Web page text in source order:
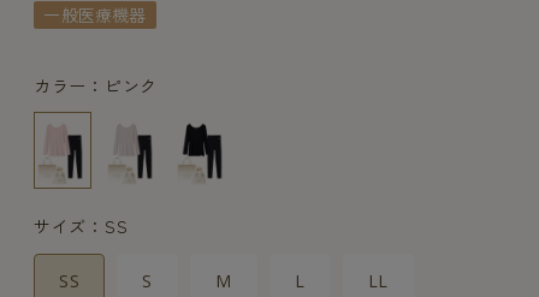
一般医療機器
カラー：ピンク
サイズ：SS
SS S M L LL